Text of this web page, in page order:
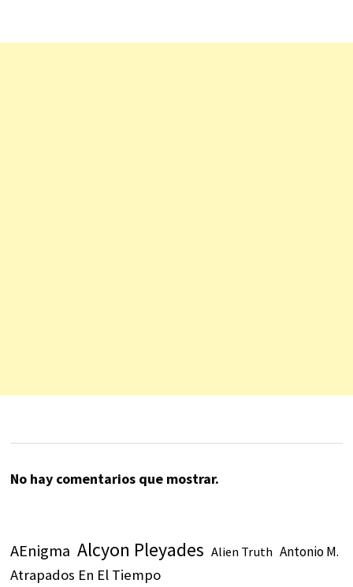
No hay comentarios que mostrar.
AEnigma Alcyon Pleyades Alien Truth Antonio M.
Atrapados En El Tiempo